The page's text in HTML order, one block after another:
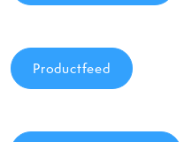
Productfeed